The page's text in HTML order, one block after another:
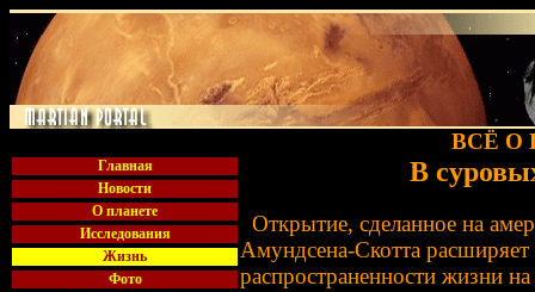
ВСЁ О
Главная
Новости
О планете
Исследования
Жизнь
Фото
В
Открытие, сделанное на
Амундсена-Скотта
распространенности жизни